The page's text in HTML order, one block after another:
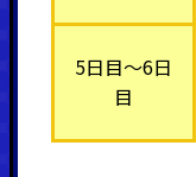
5日目～6日
目